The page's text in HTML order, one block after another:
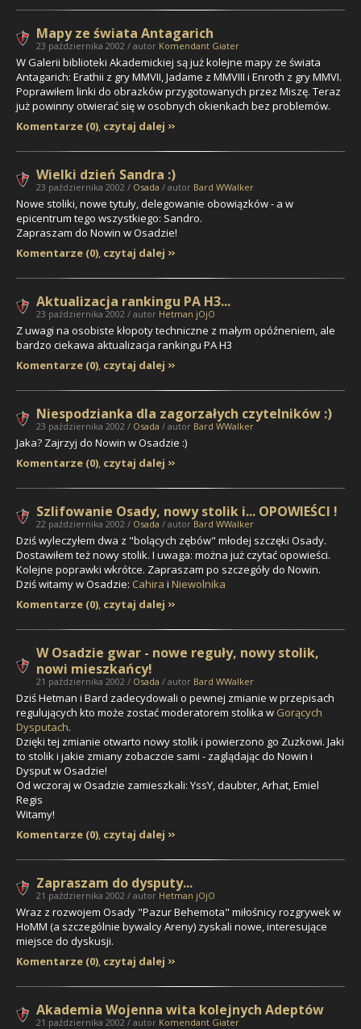
Mapy ze świata Antagarich
23 października 2002 / autor Komendant Giater
W Galerii biblioteki Akademickiej są już kolejne mapy ze świata
Antagarich: Erathii z gry MMVII, Jadame z MMVIII i Enroth z gry MMVI.
Poprawiłem linki do obrazków przygotowanych przez Miszę. Teraz
już powinny otwierać się w osobnych okienkach bez problemów.
Komentarze (0), czytaj dalej
Wielki dzień Sandra :)
23 października 2002 / Osada / autor Bard WWalker
Nowe stoliki, nowe tytuły, delegowanie obowiązków - a w
epicentrum tego wszystkiego: Sandro.
Zapraszam do Nowin w Osadzie!
Komentarze (0), czytaj dalej
Aktualizacja rankingu PA H3...
23 października 2002 / autor Hetman jOjO
Z uwagi na osobiste kłopoty techniczne z małym opóźneniem, ale
bardzo ciekawa aktualizacja rankingu PA H3
Komentarze (0), czytaj dalej
Niespodzianka dla zagorzałych czytelników :)
23 października 2002 / Osada / autor Bard WWalker
Jaka? Zajrzyj do Nowin w Osadzie :)
Komentarze (0), czytaj dalej
Szlifowanie Osady, nowy stolik i... OPOWIEŚCI !
22 października 2002 / Osada / autor Bard WWalker
Dziś wyleczyłem dwa z "bolących zębów" młodej szczęki Osady.
Dostawiłem też nowy stolik. I uwaga: można już czytać opowieści.
Kolejne poprawki wkrótce. Zapraszam po szczegóły do Nowin.
Dziś witamy w Osadzie: Cahira i Niewolnika
Komentarze (0), czytaj dalej
W Osadzie gwar - nowe reguły, nowy stolik,
nowi mieszkańcy!
21 października 2002 / Osada / autor Bard WWalker
DziśHetman i Bard zadecydowali o pewnej zmianie w przepisach
regulujących kto może zostać moderatorem stolika w Gorących
Dysputach.
Dzięki tej zmianie otwarto nowy stolik i powierzono go Zuzkowi. Jaki
to stolik i jakie zmiany zobaczcie sami - zaglądając do Nowin i
Dysput w Osadzie!
Od wczoraj w Osadzie zamieszkali: YssY, daubter, Arhat, Emiel
Regis
Witamy!
Komentarze (0), czytaj dalej
Zapraszam do dysputy...
21 października 2002 / autor Hetman jOjO
Wraz z rozwojem Osady "Pazur Behemota" miłośnicy rozgrywek w
HoMM (a szczególnie bywalcy Areny) zyskali nowe, interesujące
miejsce do dyskusji.
Komentarze (0), czytaj dalej
Akademia Wojenna wita kolejnych Adeptów
21 października 2002 / autor Komendant Giater